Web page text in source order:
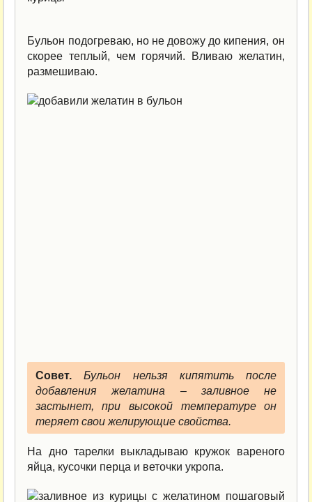
Бульон подогреваю, но не довожу до кипения, он
скорее теплый, чем горячий. Вливаю желатин,
размешиваю.
Совет.Бульон нельзя кипятить после
добавления желатина – заливное не
застынет, при высокой температуре он
теряет свои желирующие свойства.
На дно тарелки выкладываю кружок вареного
яйца, кусочки перца и веточки укропа.